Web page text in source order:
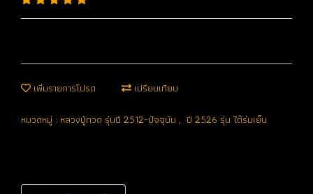
เพิ่มรายการโปรด เปรียบเทียบ
หมวดหมู่ : หลวงปู่ทวด รุ่นปี 2512-ปัจจุบัน , ปี 2526 รุ่น ใต้ร่มเย็น